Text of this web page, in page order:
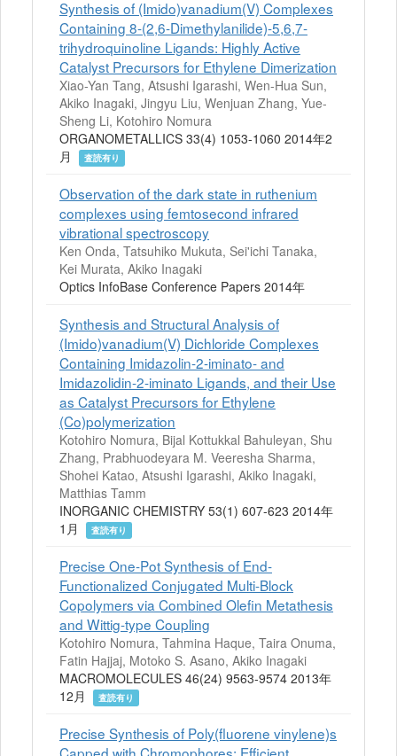
Synthesis of (Imido)vanadium(V) Complexes
Containing 8-(2,6-Dimethylanilide)-5,6,7-
trihydroquinoline Ligands: Highly Active
Catalyst Precursors for Ethylene Dimerization
Xiao-Yan Tang, Atsushi Igarashi, Wen-Hua Sun,
Akiko Inagaki, Jingyu Liu, Wenjuan Zhang, Yue-
Sheng Li, Kotohiro Nomura
ORGANOMETALLICS 33(4) 1053-1060 2014年2
月
査読有り
Observation of the dark state in ruthenium
complexes using femtosecond infrared
vibrational spectroscopy
Ken Onda, Tatsuhiko Mukuta, Sei'ichi Tanaka,
Kei Murata, Akiko Inagaki
Optics InfoBase Conference Papers 2014年
Synthesis and Structural Analysis of
(Imido)vanadium(V) Dichloride Complexes
Containing Imidazolin-2-iminato- and
Imidazolidin-2-iminato Ligands, and their Use
as Catalyst Precursors for Ethylene
(Co)polymerization
Kotohiro Nomura, Bijal Kottukkal Bahuleyan, Shu
Zhang, Prabhuodeyara M. Veeresha Sharma,
Shohei Katao, Atsushi Igarashi, Akiko Inagaki,
Matthias Tamm
INORGANIC CHEMISTRY 53(1) 607-623 2014年
1月
査読有り
Precise One-Pot Synthesis of End-
Functionalized Conjugated Multi-Block
Copolymers via Combined Olefin Metathesis
and Wittig-type Coupling
Kotohiro Nomura, Tahmina Haque, Taira Onuma,
Fatin Hajjaj, Motoko S. Asano, Akiko Inagaki
MACROMOLECULES 46(24) 9563-9574 2013年
12月
査読有り
Precise Synthesis of Poly(fluorene vinylene)s